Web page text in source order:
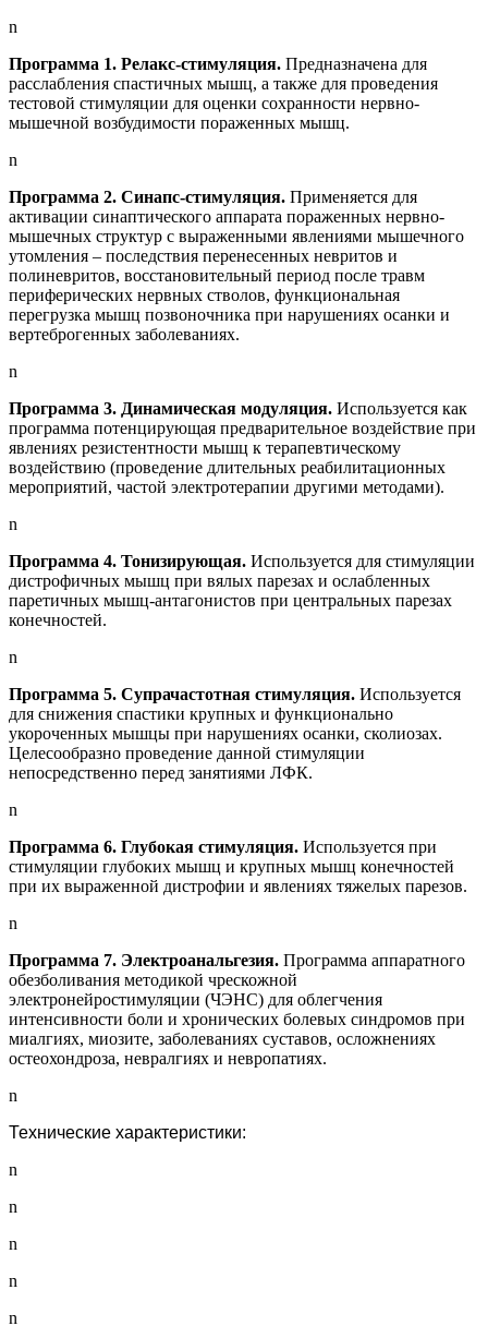
n
Программа 1. Релакс-стимуляция. Предназначена для
расслабления спастичных мышц, а также для проведения
тестовой стимуляции для оценки сохранности нервно-
мышечной возбудимости пораженных мышц.
n
Программа 2. Синапс-стимуляция. Применяется для
активации синаптического аппарата пораженных нервно-
мышечных структур с выраженными явлениями мышечного
утомления – последствия перенесенных невритов и
полиневритов, восстановительный период после травм
периферических нервных стволов, функциональная
перегрузка мышц позвоночника при нарушениях осанки и
вертеброгенных заболеваниях.
n
Программа 3. Динамическая модуляция. Используется как
программа потенцирующая предварительное воздействие при
явлениях резистентности мышц к терапевтическому
воздействию (проведение длительных реабилитационных
мероприятий, частой электротерапии другими методами).
n
Программа 4. Тонизирующая. Используется для стимуляции
дистрофичных мышц при вялых парезах и ослабленных
паретичных мышц-антагонистов при центральных парезах
конечностей.
n
Программа 5. Супрачастотная стимуляция. Используется
для снижения спастики крупных и функционально
укороченных мышцы при нарушениях осанки, сколиозах.
Целесообразно проведение данной стимуляции
непосредственно перед занятиями ЛФК.
n
Программа 6. Глубокая стимуляция. Используется при
стимуляции глубоких мышц и крупных мышц конечностей
при их выраженной дистрофии и явлениях тяжелых парезов.
n
Программа 7. Электроанальгезия. Программа аппаратного
обезболивания методикой чрескожной
электронейростимуляции (ЧЭНС) для облегчения
интенсивности боли и хронических болевых синдромов при
миалгиях, миозите, заболеваниях суставов, осложнениях
остеохондроза, невралгиях и невропатиях.
n
Технические характеристики:
n
n
n
n
n